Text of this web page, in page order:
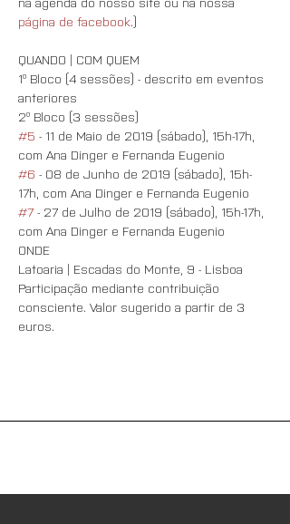
página de facebook.)
QUANDO | COM QUEM
1º Bloco (4 sessões) - descrito em eventos
anteriores
2º Bloco (3 sessões)
#5 - ​11 de Maio de 2019 (sábado), 15h-17h,
com Ana Dinger e Fernanda Eugenio
#6 - 08 de Junho de 2019 (sábado), 15h-
17h, com Ana Dinger e Fernanda Eugenio
#7 - 27 de Julho de 2019 (sábado), 15h-17h,
com Ana Dinger e Fernanda Eugenio
ONDE
Latoaria | Escadas do Monte, 9 - Lisboa​
Participação mediante contribuição
consciente. Valor sugerido a partir de 3
euros.